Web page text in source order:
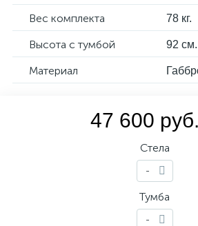
Вес комплекта 78 кг.
Высота с тумбой 92 см.
Материал
47 600 руб.
Стела
-
Тумба
-